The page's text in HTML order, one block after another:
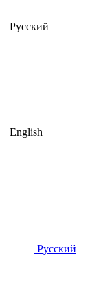
Русский
English
Русский